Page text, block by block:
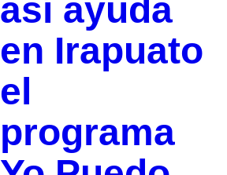
así ayuda
en Irapuato
el
programa